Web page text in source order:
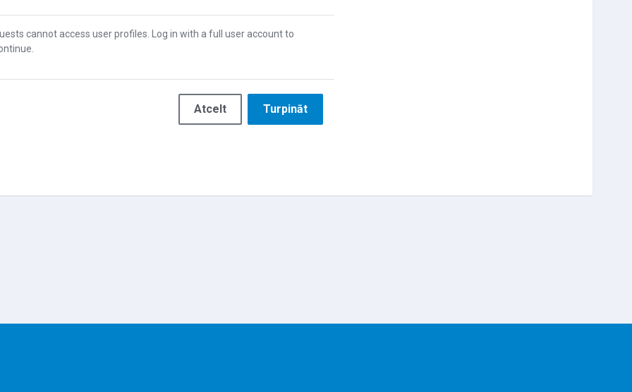
cannot access user profiles. Log in with a full user account to
Atcelt Turpināt